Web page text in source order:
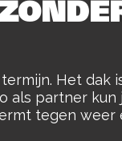
Het dak
als partner
tegen weer